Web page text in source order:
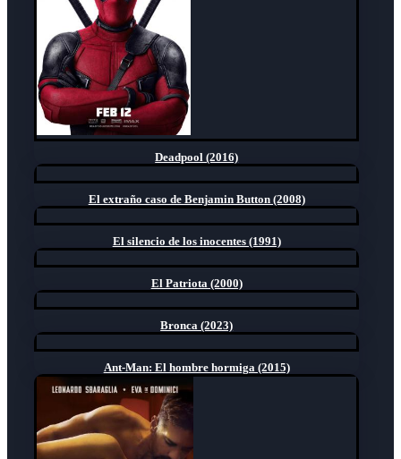
Deadpool (2016)
El extraño caso de Benjamin Button (2008)
El silencio de los inocentes (1991)
El Patriota (2000)
Bronca (2023)
Ant-Man: El hombre hormiga (2015)